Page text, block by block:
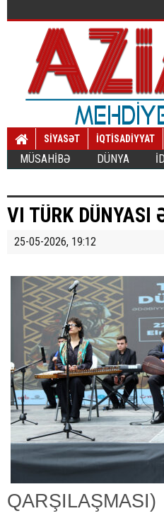
SİYASƏT İQTİSADİYYAT
MÜSAHİBƏ DÜNYA
VI TÜRK
25-05-2026, 19:12
QARŞILAŞMASI)